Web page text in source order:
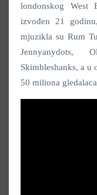
londonskog West
izvođen 21
mjuzikla su Rum
Jennyanydots,
Skimbleshanks, a
50 miliona